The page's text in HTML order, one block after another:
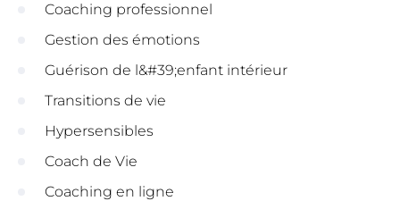
Coaching professionnel
Gestion des émotions
Guérison de l&#39;enfant intérieur
Transitions de vie
Hypersensibles
Coach de Vie
Coaching en ligne